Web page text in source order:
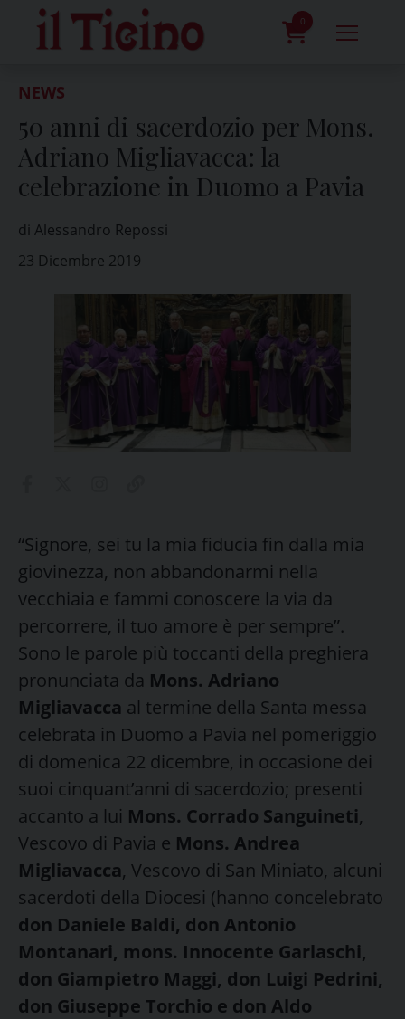
content
0
NEWS
50 anni di sacerdozio per Mons.
Adriano Migliavacca: la
celebrazione in Duomo a Pavia
di Alessandro Repossi
23 Dicembre 2019
“Signore, sei tu la mia fiducia fin dalla mia
giovinezza, non abbandonarmi nella
vecchiaia e fammi conoscere la via da
percorrere, il tuo amore è per sempre”.
Sono le parole più toccanti della preghiera
pronunciata da Mons. Adriano
Migliavacca al termine della Santa messa
celebrata in Duomo a Pavia nel pomeriggio
di domenica 22 dicembre, in occasione dei
suoi cinquant’anni di sacerdozio; presenti
accanto a lui Mons. Corrado Sanguineti,
Vescovo di Pavia e Mons. Andrea
Migliavacca, Vescovo di San Miniato, alcuni
sacerdoti della Diocesi (hanno concelebrato
don Daniele Baldi, don Antonio
Montanari, mons. Innocente Garlaschi,
don Giampietro Maggi, don Luigi Pedrini,
don Giuseppe Torchio e don Aldo